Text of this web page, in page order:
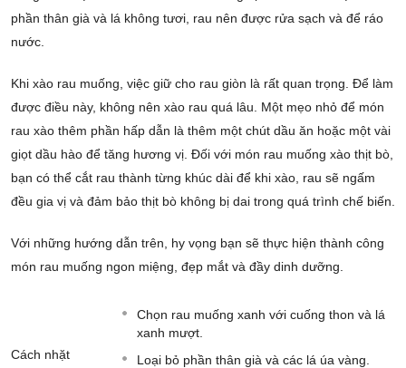
phần thân già và lá không tươi, rau nên được rửa sạch và để ráo
nước.
Khi xào rau muống, việc giữ cho rau giòn là rất quan trọng. Để làm
được điều này, không nên xào rau quá lâu. Một mẹo nhỏ để món
rau xào thêm phần hấp dẫn là thêm một chút dầu ăn hoặc một vài
giọt dầu hào để tăng hương vị. Đối với món rau muống xào thịt bò,
bạn có thể cắt rau thành từng khúc dài để khi xào, rau sẽ ngấm
đều gia vị và đảm bảo thịt bò không bị dai trong quá trình chế biến.
Với những hướng dẫn trên, hy vọng bạn sẽ thực hiện thành công
món rau muống ngon miệng, đẹp mắt và đầy dinh dưỡng.
Cách nhặt
Chọn rau muống xanh với cuống thon và lá
xanh mượt.
Loại bỏ phần thân già và các lá úa vàng.